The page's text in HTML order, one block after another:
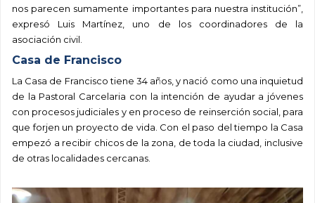
nos parecen sumamente importantes para nuestra institución”,
expresó Luis Martínez, uno de los coordinadores de la
asociación civil.
Casa de Francisco
La Casa de Franciscotiene 34 años, y nació como una inquietud
de la Pastoral Carcelaria con la intención de ayudar a jóvenes
con procesos judiciales y en proceso de reinserción social, para
que forjen un proyecto de vida. Con el paso del tiempo la Casa
empezó a recibir chicos de la zona, de toda la ciudad, inclusive
de otras localidades cercanas.